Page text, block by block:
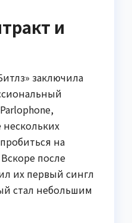
и
заключила
на
после
их первый сингл
стал небольшим